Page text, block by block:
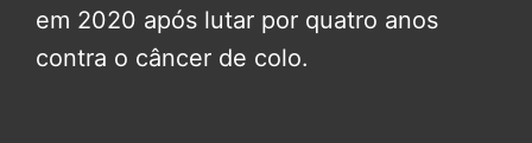
em 2020 após lutar por quatro anos
contra o câncer de colo.